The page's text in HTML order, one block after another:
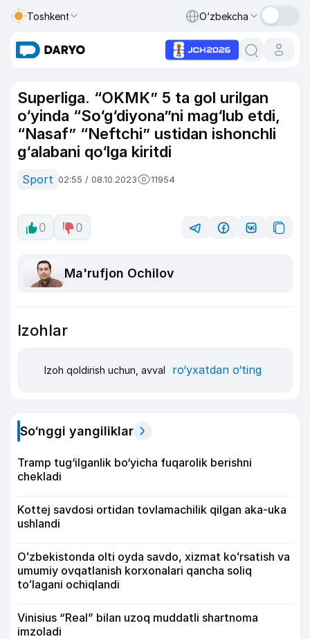
Toshkent O‘zbekcha
Superliga. “OKMK” 5 ta gol urilgan
o‘yinda “So‘g‘diyona”ni mag‘lub etdi,
“Nasaf” “Neftchi” ustidan ishonchli
g‘alabani qo‘lga kiritdi
Sport 02:55 / 08.10.2023 11954
0 0
Ma'rufjon Ochilov
Izohlar
Izoh qoldirish uchun, avval ro‘yxatdan o‘ting
So‘nggi yangiliklar
Tramp tug‘ilganlik bo‘yicha fuqarolik berishni
chekladi
Kottej savdosi ortidan tovlamachilik qilgan aka-uka
ushlandi
Oʻzbekistonda olti oyda savdo, xizmat koʻrsatish va
umumiy ovqatlanish korxonalari qancha soliq
toʻlagani ochiqlandi
Vinisius “Real” bilan uzoq muddatli shartnoma
imzoladi